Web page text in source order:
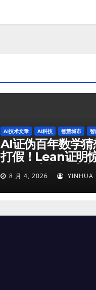
AI技术文章 AI科技 智慧城市
AI证伪百年数学猜
打假！Lean证明
洞，哥大教授破防
8 月 4, 2026 YINHUA